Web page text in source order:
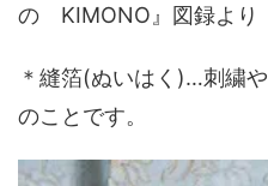
の KIMONO』図録より
＊縫箔(ぬいはく)…刺繍
のことです。